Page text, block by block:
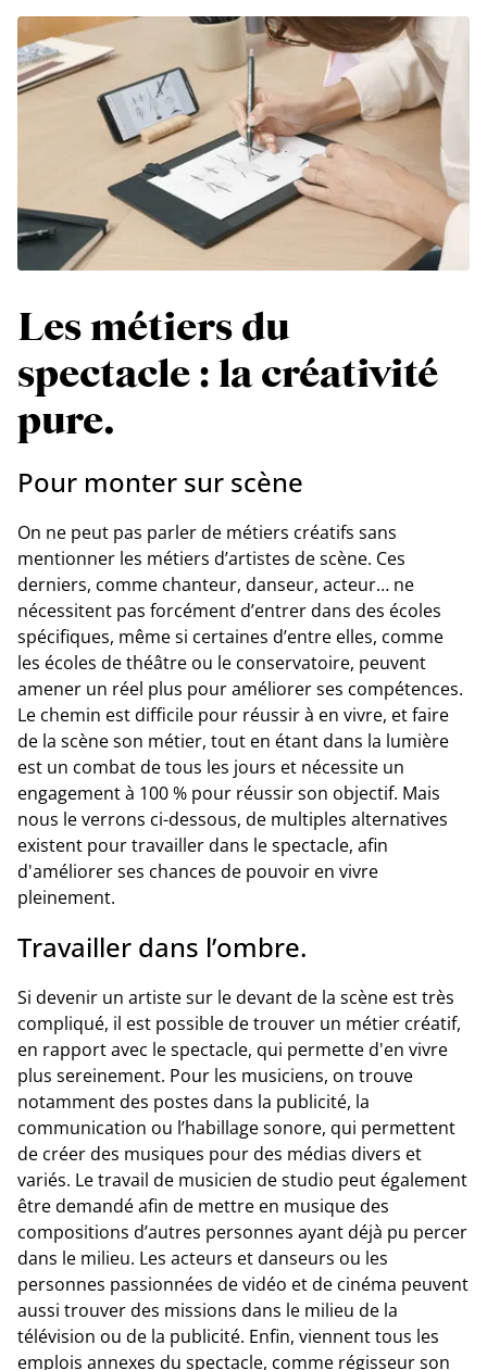
Les métiers du
spectacle : la créativité
pure.
Pour monter sur scène
On ne peut pas parler de métiers créatifs sans
mentionner les métiers d’artistes de scène. Ces
derniers, comme chanteur, danseur, acteur… ne
nécessitent pas forcément d’entrer dans des écoles
spécifiques, même si certaines d’entre elles, comme
les écoles de théâtre ou le conservatoire, peuvent
amener un réel plus pour améliorer ses compétences.
Le chemin est difficile pour réussir à en vivre, et faire
de la scène son métier, tout en étant dans la lumière
est un combat de tous les jours et nécessite un
engagement à 100 % pour réussir son objectif. Mais
nous le verrons ci-dessous, de multiples alternatives
existent pour travailler dans le spectacle, afin
d'améliorer ses chances de pouvoir en vivre
pleinement.
Travailler dans l’ombre.
Si devenir un artiste sur le devant de la scène est très
compliqué, il est possible de trouver un métier créatif,
en rapport avec le spectacle, qui permette d'en vivre
plus sereinement. Pour les musiciens, on trouve
notamment des postes dans la publicité, la
communication ou l’habillage sonore, qui permettent
de créer des musiques pour des médias divers et
variés. Le travail de musicien de studio peut également
être demandé afin de mettre en musique des
compositions d’autres personnes ayant déjà pu percer
dans le milieu. Les acteurs et danseurs ou les
personnes passionnées de vidéo et de cinéma peuvent
aussi trouver des missions dans le milieu de la
télévision ou de la publicité. Enfin, viennent tous les
emplois annexes du spectacle, comme régisseur son